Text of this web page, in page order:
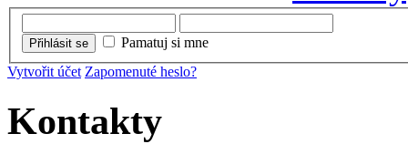
Přihlásit se
Pamatuj si mne
Vytvořit účet Zapomenuté heslo?
Kontakty